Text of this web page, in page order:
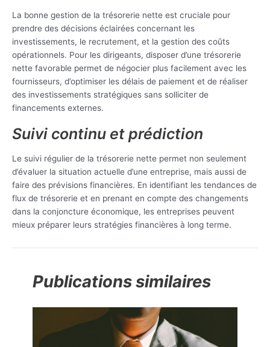
La bonne gestion de la trésorerie nette est cruciale pour
prendre des décisions éclairées concernant les
investissements, le recrutement, et la gestion des coûts
opérationnels. Pour les dirigeants, disposer d’une trésorerie
nette favorable permet de négocier plus facilement avec les
fournisseurs, d’optimiser les délais de paiement et de réaliser
des investissements stratégiques sans solliciter de
financements externes.
Suivi continu et prédiction
Le suivi régulier de la trésorerie nette permet non seulement
d’évaluer la situation actuelle d’une entreprise, mais aussi de
faire des prévisions financières. En identifiant les tendances de
flux de trésorerie et en prenant en compte des changements
dans la conjoncture économique, les entreprises peuvent
mieux préparer leurs stratégies financières à long terme.
Publications similaires